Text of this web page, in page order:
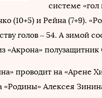
системе «гол
(10+5) и Рейна (7+9).
голов – 54. А зимой
«Акрона» полузащитник
проводит на «Арене
«Родины» Алексея